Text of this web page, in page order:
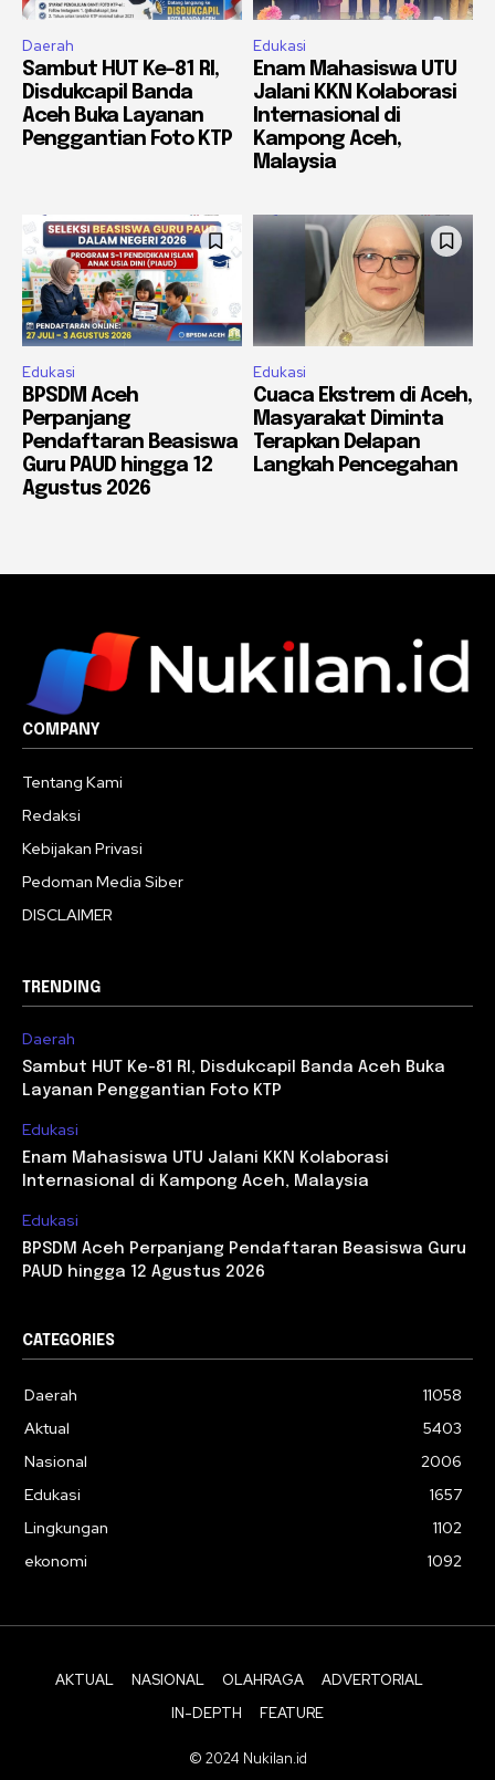
Daerah
Sambut HUT Ke-81 RI,
Disdukcapil Banda
Aceh Buka Layanan
Penggantian Foto KTP
Edukasi
Enam Mahasiswa UTU
Jalani KKN Kolaborasi
Internasional di
Kampong Aceh,
Malaysia
Edukasi
BPSDM Aceh
Perpanjang
Pendaftaran Beasiswa
Guru PAUD hingga 12
Agustus 2026
Edukasi
Cuaca Ekstrem di Aceh,
Masyarakat Diminta
Terapkan Delapan
Langkah Pencegahan
COMPANY
Tentang Kami
Redaksi
Kebijakan Privasi
Pedoman Media Siber
DISCLAIMER
TRENDING
Daerah
Sambut HUT Ke-81 RI, Disdukcapil Banda Aceh Buka
Layanan Penggantian Foto KTP
Edukasi
Enam Mahasiswa UTU Jalani KKN Kolaborasi
Internasional di Kampong Aceh, Malaysia
Edukasi
BPSDM Aceh Perpanjang Pendaftaran Beasiswa Guru
PAUD hingga 12 Agustus 2026
CATEGORIES
Daerah
11058
Aktual
5403
Nasional
2006
Edukasi
1657
Lingkungan
1102
ekonomi
1092
AKTUAL NASIONAL OLAHRAGA
ADVERTORIAL
IN-DEPTH
FEATURE
© 2024 Nukilan.id